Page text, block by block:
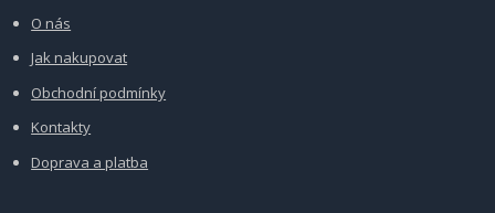
O nás
Jak nakupovat
Obchodní podmínky
Kontakty
Doprava a platba